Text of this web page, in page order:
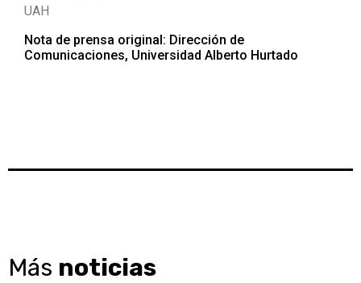
UAH
Nota de prensa original: Dirección de
Comunicaciones, Universidad Alberto Hurtado
Más noticias